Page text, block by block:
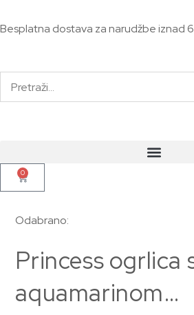
Besplatna dostava za narudžbe iznad
0
Odabrano:
Princess ogrlica
aquamarinom…